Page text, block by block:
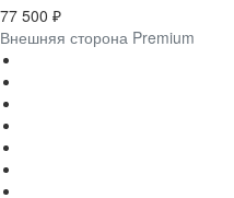
77 500 ₽
Внешняя сторона Premium